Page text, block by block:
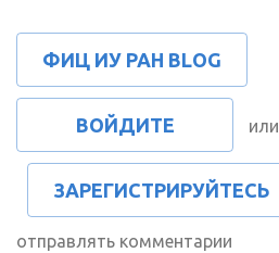
ФИЦ ИУ РАН BLOG
ВОЙДИТЕ или
ЗАРЕГИСТРИРУЙТЕСЬ
отправлять комментарии